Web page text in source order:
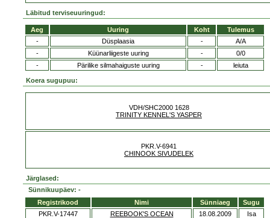
Läbitud terviseuuringud:
Aeg Uuring Koht
Tulemus
-
Düsplaasia -
A/A
-
Küünarliigeste uuring -
0/0
-
Pärilike silmahaiguste uuring - leiuta
Koera sugupuu:
VDH/SHC2000 1628
TRINITY KENNEL'S YASPER
PKR.V-6941
CHINOOK SIVUDELEK
Järglased:
Sünnikuupäev: -
Registrikood
Nimi Sünniaeg
Sugu
PKR.V-17447
REEBOOK'S OCEAN 18.08.2009
Isa